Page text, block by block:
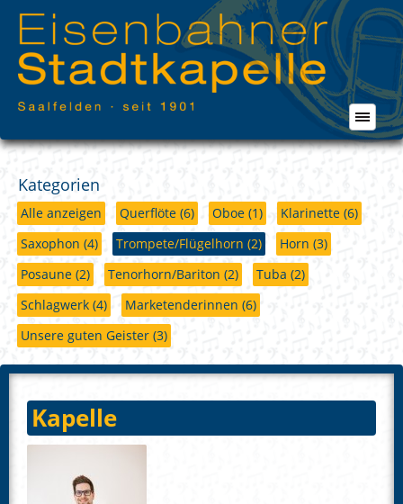
Kategorien
Alle anzeigen Querflöte (6) Oboe (1) Klarinette (6)
Saxophon (4) Trompete/Flügelhorn (2) Horn (3)
Posaune (2) Tenorhorn/Bariton (2) Tuba (2)
Schlagwerk (4) Marketenderinnen (6)
Unsere guten Geister (3)
Kapelle